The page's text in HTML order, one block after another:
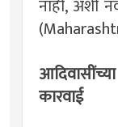
नाही, अशी
कारवाई